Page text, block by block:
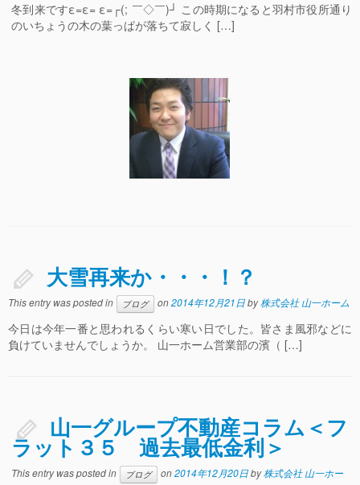
冬到来ですε=ε= ε=┌(; ￣◇￣)┘ この時期になると羽村市役所通り
のいちょうの木の葉っぱが落ちて寂しく […]
大雪再来か・・・！？
This entry was posted in ブログ on2014年12月21日by株式会社 山一ホーム
今日は今年一番と思われるくらい寒い日でした。皆さま風邪などに
負けていませんでしょうか。 山一ホーム営業部の濱（ […]
山一グループ不動産コラム＜フ
ラット３５ 過去最低金利＞
This entry was posted in ブログ on2014年12月20日by株式会社 山一ホー